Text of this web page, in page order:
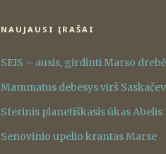
NAUJAUSI ĮRAŠAI
SEIS – ausis, girdinti Marso
Mammatus debesys virš
Sferinis planetiškasis ūkas Abelis
Senovinio upelio krantas Marse